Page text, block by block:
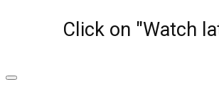
Click on "Watch